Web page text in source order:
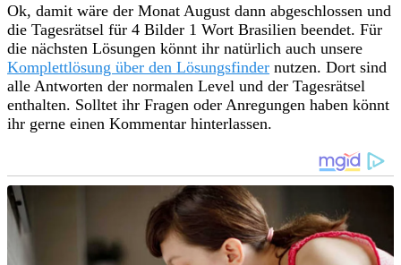
Ok, damit wäre der Monat August dann abgeschlossen und
die Tagesrätsel für 4 Bilder 1 Wort Brasilien beendet. Für
die nächsten Lösungen könnt ihr natürlich auch unsere
Komplettlösung über den Lösungsfinder nutzen. Dort sind
alle Antworten der normalen Level und der Tagesrätsel
enthalten. Solltet ihr Fragen oder Anregungen haben könnt
ihr gerne einen Kommentar hinterlassen.